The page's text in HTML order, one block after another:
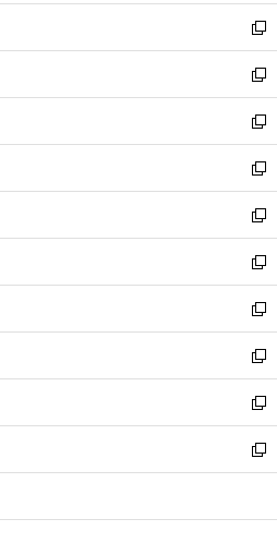
く
ウ
で
開
く
ン
ド
ウ
で
開
く
ウ
ィ
ン
ド
ウ
で
開
く
新
し
い
ウ
ィ
ン
ド
ウ
で
開
く
新
し
い
ウ
ィ
ン
ド
ウ
で
開
く
新
し
い
ウ
ィ
ン
ド
ウ
で
開
く
新
し
い
ウ
ィ
ン
ド
ウ
で
開
く
新
し
い
ウ
ィ
ン
ド
ウ
で
開
く
新
し
い
ウ
ィ
ン
ド
ウ
で
開
新
し
い
ウ
ィ
ン
ド
ウ
開
新
し
い
ウ
ィ
ン
ウ
新
し
い
ウ
ン
新
し
ウ